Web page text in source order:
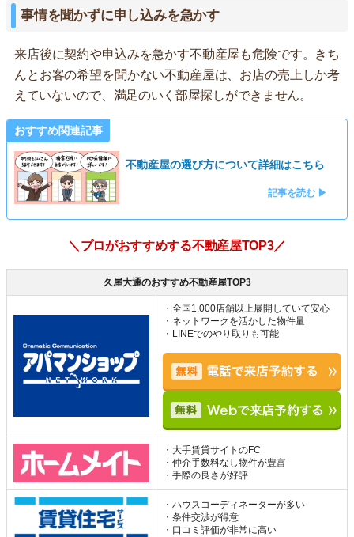
事情を聞かずに申し込みを急かす
来店後に契約や申込みを急かす不動産屋も危険です。きち
んとお客の希望を聞かない不動産屋は、お店の売上しか考
えていないので、満足のいく部屋探しができません。
おすすめ関連記事
不動産屋の選び方について詳細はこちら
記事を読む ▶
＼プロがおすすめする不動産屋TOP3／
久屋大通のおすすめ不動産屋TOP3
・全国1,000店舗以上展開していて安心
・ネットワークを活かした物件量
・LINEでのやり取りも可能
・大手賃貸サイトのFC
・仲介手数料なし物件が豊富
・手際の良さが好評
・ハウスコーディネーターが多い
・条件交渉が得意
・口コミ評価が非常に高い